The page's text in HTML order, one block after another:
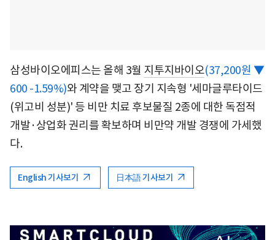
삼성바이오에피스는 올해 3월 지투지바이오(37,200원 ▼
600 -1.59%)와 계약을 맺고 장기 지속형 '세마글루타이드
(위고비 성분)' 등 비만 치료 후보물질 2종에 대한 독점적
개발·상업화 권리를 확보하며 비만약 개발 경쟁에 가세했
다.
English 기사보기 日本語 기사보기